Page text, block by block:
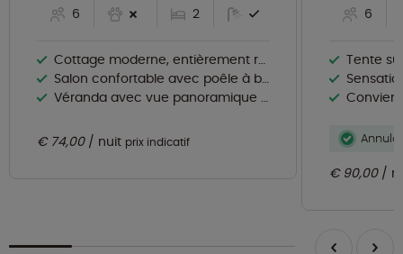
6 2
Cottage moderne, entièrement rénové
Salon confortable avec poêle à bois
Véranda avec vue panoramique sur la nature
€ 74,00 nuit prix indicatif
6
Tente
€ 90,00